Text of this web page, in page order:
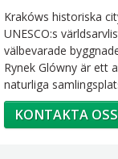
Krakóws historiska
UNESCO:s
välbevarade
Rynek Glówny är ett
naturliga
KONTAKTA